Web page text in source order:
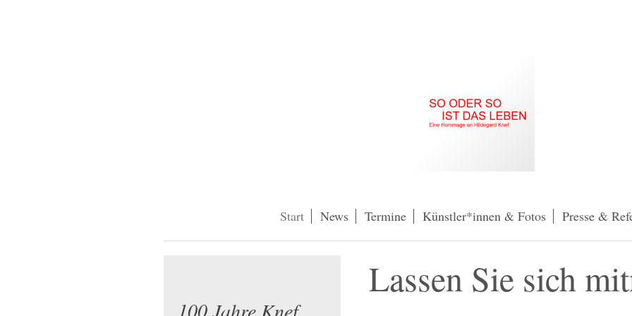
Start News Termine Künstler*innen & Fotos Presse &
Lassen Sie sich
100 Jahre Knef